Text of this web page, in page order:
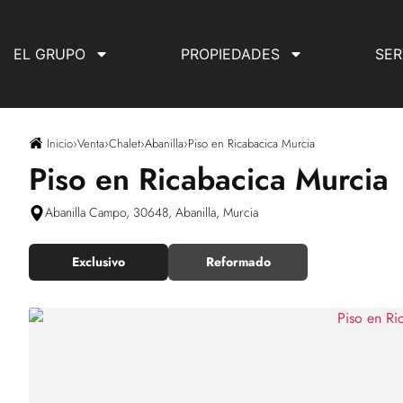
EL GRUPO PROPIEDADES
Inicio›Venta›Chalet›Abanilla›Piso en Ricabacica Murcia
Piso en Ricabacica Murcia
Abanilla Campo, 30648, Abanilla, Murcia
Exclusivo Reformado